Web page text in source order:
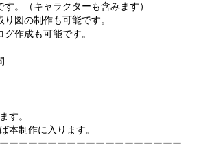
。（キャラクターも含みます）
図の制作も可能です。
作成も可能です。
す。
本制作に入ります。
ーーーーーーーーーーーーーーーーーー